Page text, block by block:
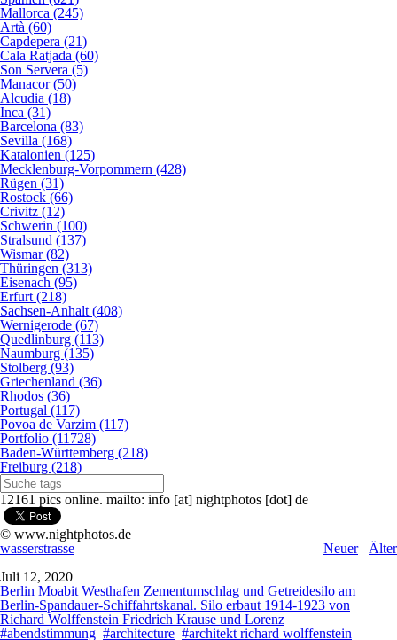
Mallorca (245)
Artà (60)
Capdepera (21)
Cala Ratjada (60)
Son Servera (5)
Manacor (50)
Alcudia (18)
Inca (31)
Barcelona (83)
Sevilla (168)
Katalonien (125)
Mecklenburg-Vorpommern (428)
Rügen (31)
Rostock (66)
Crivitz (12)
Schwerin (100)
Stralsund (137)
Wismar (82)
Thüringen (313)
Eisenach (95)
Erfurt (218)
Sachsen-Anhalt (408)
Wernigerode (67)
Quedlinburg (113)
Naumburg (135)
Stolberg (93)
Griechenland (36)
Rhodos (36)
Portugal (117)
Povoa de Varzim (117)
Portfolio (11728)
Baden-Württemberg (218)
Freiburg (218)
12161 pics online. mailto: info [at] nightphotos [dot] de
© www.nightphotos.de
Neuer
Älter
wasserstrasse
Juli 12, 2020
Berlin Moabit Westhafen Zementumschlag und Getreidesilo am
Berlin-Spandauer-Schiffahrtskanal. Silo erbaut 1914-1923 von
Richard Wolffenstein Friedrich Krause und Lorenz
#abendstimmung #architecture #architekt richard wolffenstein